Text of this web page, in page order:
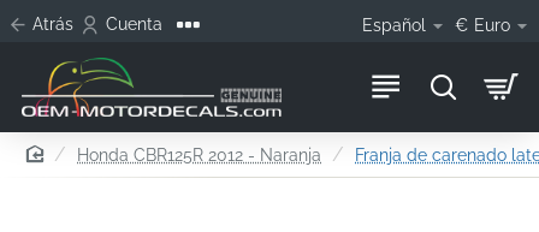
Atrás Cuenta Español € Euro
homeHonda CBR125R 2012 - Naranja Franja de carenado